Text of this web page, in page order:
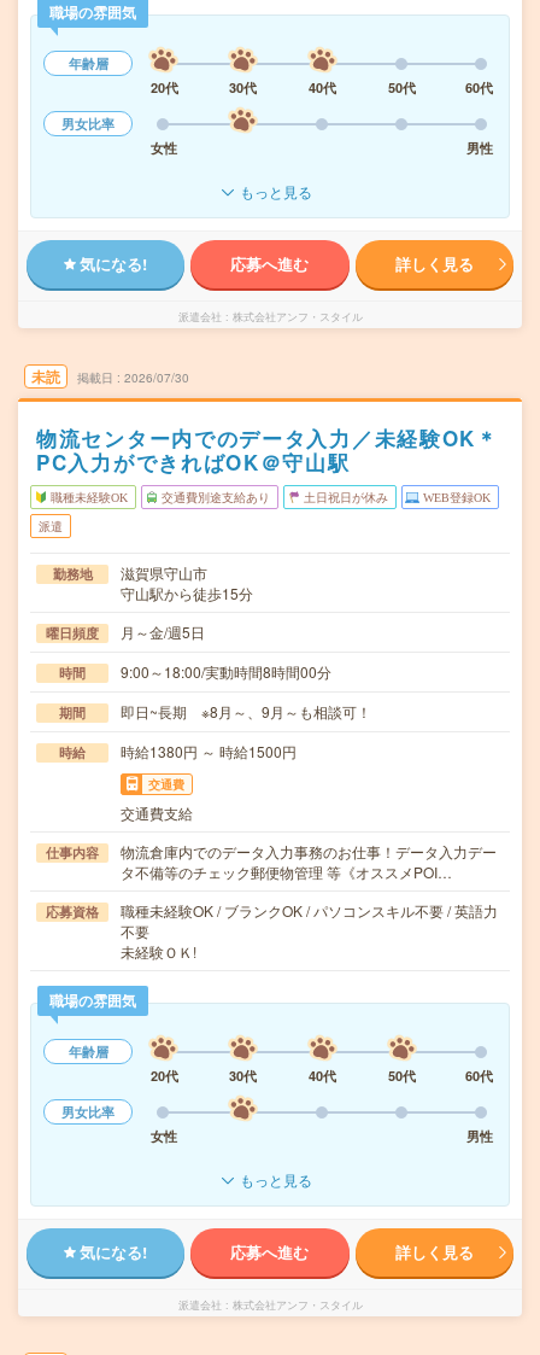
職場の雰囲気
年齢層
20代
30代 40代 50代
60代
男女比率
女性
男性
もっと見る
気になる! 応募へ進む 詳しく見る
派遣会社 株式会社アンフ・スタイル
未読 掲載日 2026/07/30
物流センター内でのデータ入力／未経験OK＊
PC入力ができればOK＠守山駅
職種未経験OK 交通費別途支給あり 土日祝日が休み WEB登録OK
派遣
勤務地
滋賀県守山市
守山駅から徒歩15分
曜日頻度 月～金/週5日
時間 9:00～18:00/実動時間8時間00分
期間 即日~長期 ※8月～、9月～も相談可！
時給 時給1380円 ～ 時給1500円
交通費
交通費支給
仕事内容
物流倉庫内でのデータ入力事務のお仕事！データ入力デー
タ不備等のチェック郵便物管理 等《オススメPOI…
応募資格
職種未経験OK / ブランクOK / パソコンスキル不要 / 英語力
不要
未経験ＯＫ!
職場の雰囲気
年齢層
20代
30代 40代 50代
60代
男女比率
女性
男性
もっと見る
気になる! 応募へ進む 詳しく見る
派遣会社 株式会社アンフ・スタイル